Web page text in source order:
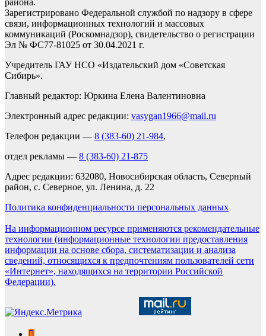
района.
Зарегистрировано Федеральной службой по надзору в сфере
связи, информационных технологий и массовых
коммуникаций (Роскомнадзор), свидетельство о регистрации
Эл № ФС77-81025 от 30.04.2021 г.
Учредитель ГАУ НСО «Издательский дом «Советская
Сибирь».
Главный редактор: Юркина Елена Валентиновна
Электронный адрес редакции: vasygan1966@mail.ru
Телефон редакции — 8 (383-60) 21-984,
отдел рекламы — 8 (383-60) 21-875
Адрес редакции: 632080, Новосибирская область, Северный
район, с. Северное, ул. Ленина, д. 22
Политика конфиденциальности персональных данных
На информационном ресурсе применяются рекомендательные
технологии (информационные технологии предоставления
информации на основе сбора, систематизации и анализа
сведений, относящихся к предпочтениям пользователей сети
«Интернет», находящихся на территории Российской
Федерации).